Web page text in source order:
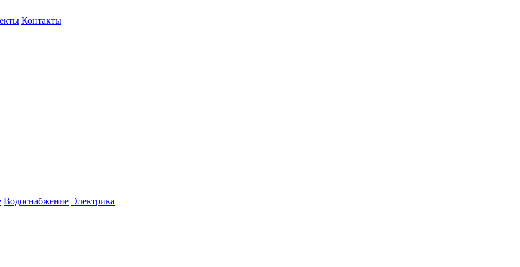
Контакты
Водоснабжение Электрика